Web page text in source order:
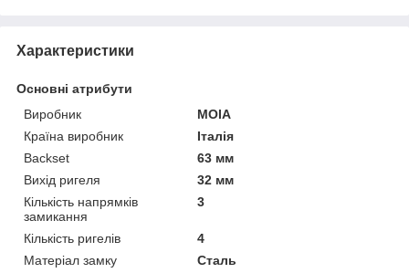
Характеристики
Основні атрибути
Виробник
MOIA
Країна виробник
Італія
Backset
63 мм
Вихід ригеля
32 мм
Кількість напрямків
замикання
3
Кількість ригелів
4
Матеріал замку
Сталь